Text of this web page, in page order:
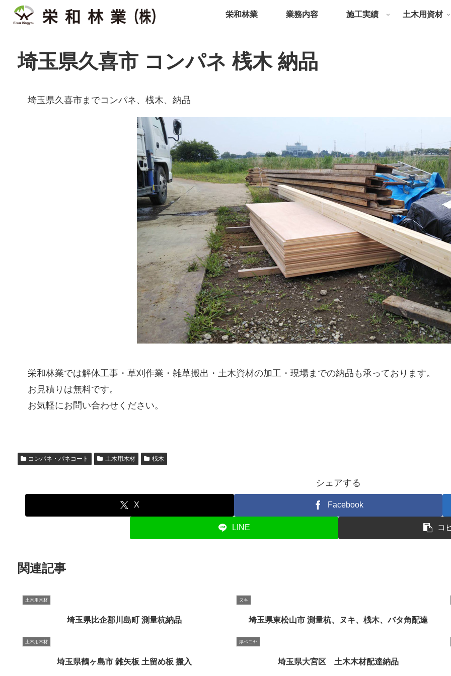
栄和林業 業務内容 施工実績 土木用資材
埼玉県久喜市 コンパネ 桟木 納品
埼玉県久喜市までコンパネ、桟木、納品
栄和林業では解体工事・草刈作業・雑草搬出・土木資材の加工・現場までの納品も承っております。
お見積りは無料です。
お気軽にお問い合わせください。
コンパネ・パネコート 土木用木材 桟木
シェアする
X Facebook
LINE コ
関連記事
土木用木材
埼玉県比企郡川島町 測量杭納品
ヌキ
埼玉県東松山市 測量杭、ヌキ、桟木、バタ角配達
土木用木材
埼玉県鶴ヶ島市 雑矢板 土留め板 搬入
厚ベニヤ
埼玉県大宮区 土木木材配達納品